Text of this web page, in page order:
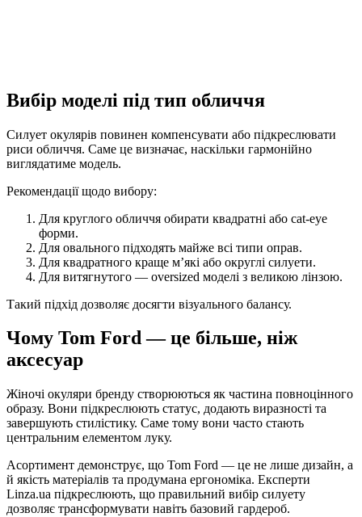
Вибір моделі під тип обличчя
Силует окулярів повинен компенсувати або підкреслювати
риси обличчя. Саме це визначає, наскільки гармонійно
виглядатиме модель.
Рекомендації щодо вибору:
Для круглого обличчя обирати квадратні або cat-eye
форми.
Для овального підходять майже всі типи оправ.
Для квадратного краще м’які або округлі силуети.
Для витягнутого — oversized моделі з великою лінзою.
Такий підхід дозволяє досягти візуального балансу.
Чому Tom Ford — це більше, ніж
аксесуар
Жіночі окуляри бренду створюються як частина повноцінного
образу. Вони підкреслюють статус, додають виразності та
завершують стилістику. Саме тому вони часто стають
центральним елементом луку.
Асортимент демонструє, що Tom Ford — це не лише дизайн, а
й якість матеріалів та продумана ергономіка. Експерти
Linza.ua підкреслюють, що правильний вибір силуету
дозволяє трансформувати навіть базовий гардероб.